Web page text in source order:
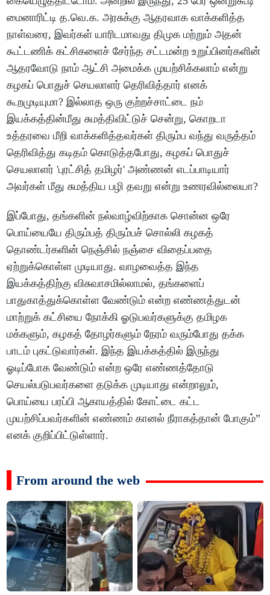
மைனாரிட்டி த.வெ.க. அரசுக்கு ஆதரவாக வாக்களித்த
நாள்வரை, இவர்கள் யாரிடமாவது திமுக மற்றும் அதன்
கூட்டணிக் கட்சிகளைச் சேர்ந்த சட்டமன்ற உறுப்பினர்களின்
ஆதரவோடு நாம் ஆட்சி அமைக்க முயற்சிக்கலாம் என்று
கழகப் பொதுச் செயலாளர் தெரிவித்தார் எனக்
கூறமுடியுமா? இல்லாத ஒரு குற்றச்சாட்டை நம்
இயக்கத்தின்மீது சுமத்திவிட்டுச் சென்று, கொறடா
உத்தரவை மீறி வாக்களித்தவர்கள் திரும்ப வந்து வருத்தம்
தெரிவித்து கடிதம் கொடுத்தபோது, கழகப் பொதுச்
செயலாளர் 'புரட்சித் தமிழர்' அண்ணன் எடப்பாடியார்
அவர்கள் மீது சுமத்திய பழி தவறு என்று உணரவில்லையா?
இப்போது, தங்களின் நல்வாழ்விற்காக சொன்ன ஒரே
பொய்யையே திரும்பத் திரும்பச் சொல்லி கழகத்
தொண்டர்களின் நெஞ்சில் நஞ்சை விதைப்பதை
ஏற்றுக்கொள்ள முடியாது. வாழவைத்த இந்த
இயக்கத்திற்கு விசுவாசமில்லாமல், தங்களைப்
பாதுகாத்துக்கொள்ள வேண்டும் என்ற எண்ணத்துடன்
மாற்றுக் கட்சியை நோக்கி ஓடுபவர்களுக்கு தமிழக
மக்களும், கழகத் தோழர்களும் நேரம் வரும்போது தக்க
பாடம் புகட்டுவார்கள். இந்த இயக்கத்தில் இருந்து
ஓடிப்போக வேண்டும் என்ற ஒரே எண்ணத்தோடு
செயல்படுபவர்களை தடுக்க முடியாது என்றாலும்,
பொய்யை பரப்பி ஆகாயத்தில் கோட்டை கட்ட
முயற்சிப்பவர்களின் எண்ணம் கானல் நீராகத்தான் போகும்”
எனக் குறிப்பிட்டுள்ளார்.
From around the web